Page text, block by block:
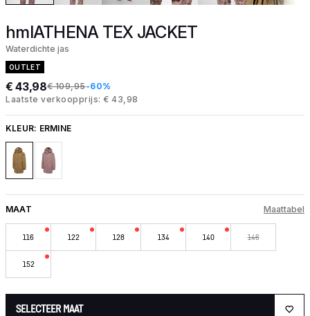
hmlATHENA TEX JACKET
Waterdichte jas
OUTLET
€ 43,98€ 109,95-60%
Laatste verkoopprijs: € 43,98
KLEUR: ERMINE
MAAT Maattabel
116 122 128 134 140 146
152
SELECTEER MAAT